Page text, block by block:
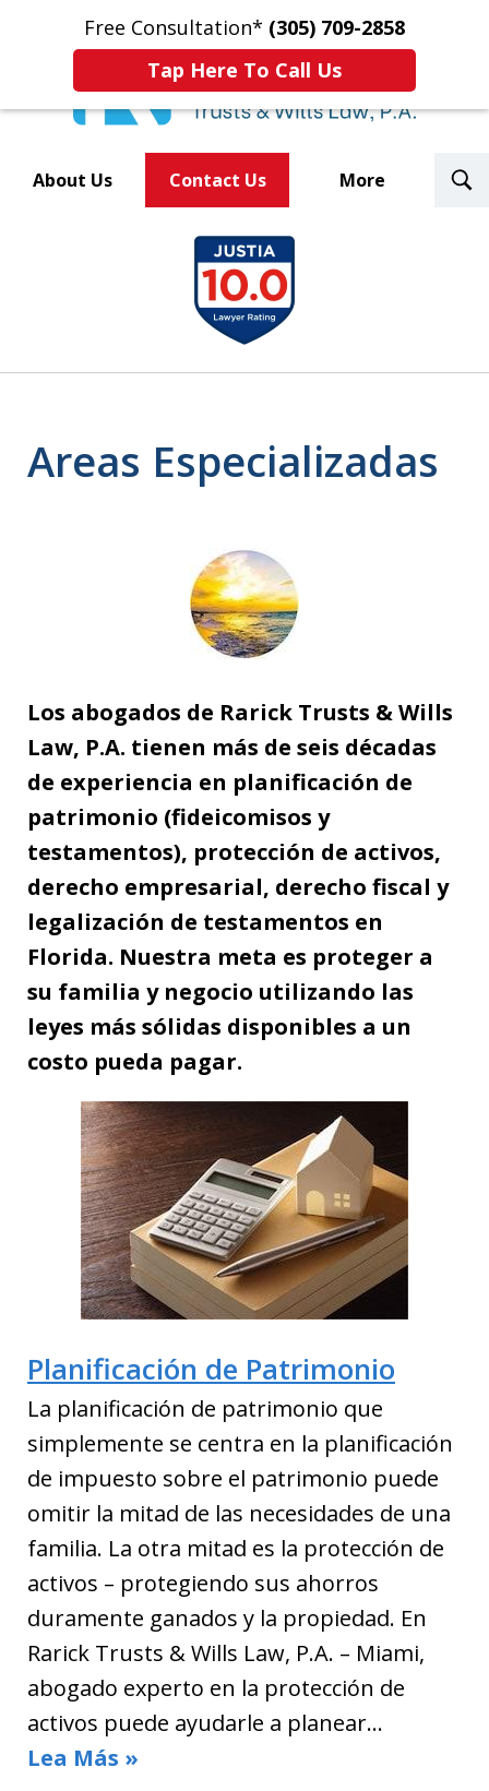
Free Consultation* (305) 709-2858
Tap Here To Call Us
About Us Contact Us More
Trusted By Over 500
Law Firms Nationwide
Areas Especializadas
Los abogados de Rarick Trusts & Wills
Law, P.A. tienen más de seis décadas
de experiencia en planificación de
patrimonio (fideicomisos y
testamentos), protección de activos,
derecho empresarial, derecho fiscal y
legalización de testamentos en
Florida. Nuestra meta es proteger a
su familia y negocio utilizando las
leyes más sólidas disponibles a un
costo pueda pagar.
Planificación de Patrimonio
La planificación de patrimonio que
simplemente se centra en la planificación
de impuesto sobre el patrimonio puede
omitir la mitad de las necesidades de una
familia. La otra mitad es la protección de
activos – protegiendo sus ahorros
duramente ganados y la propiedad. En
Rarick Trusts & Wills Law, P.A. – Miami,
abogado experto en la protección de
activos puede ayudarle a planear…
Lea Más »